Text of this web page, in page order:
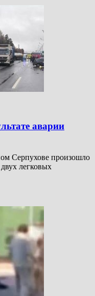
аварии
Серпухове произошло
легковых